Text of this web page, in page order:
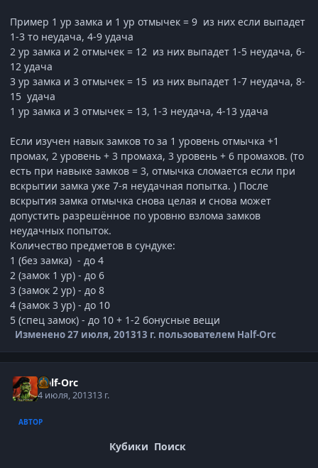
Пример 1 ур замка и 1 ур отмычек = 9 из них если выпадет
1-3 то неудача, 4-9 удача
2 ур замка и 2 отмычек = 12 из них выпадет 1-5 неудача, 6-
12 удача
3 ур замка и 3 отмычек = 15 из них выпадет 1-7 неудача, 8-
15 удача
1 ур замка и 3 отмычек = 13, 1-3 неудача, 4-13 удача
Если изучен навык замков то за 1 уровень отмычка +1
промах, 2 уровень + 3 промаха, 3 уровень + 6 промахов. (то
есть при навыке замков = 3, отмычка сломается если при
вскрытии замка уже 7-я неудачная попытка. ) После
вскрытия замка отмычка снова целая и снова может
допустить разрешённое по уровню взлома замков
неудачных попыток.
Количество предметов в сундуке:
1 (без замка) - до 4
2 (замок 1 ур) - до 6
3 (замок 2 ур) - до 8
4 (замок 3 ур) - до 10
5 (спец замок) - до 10 + 1-2 бонусные вещи
Изменено27 июля, 201313 г. пользователем Half-Orc
Half-Orc
4 июля, 201313 г.
АВТОР
Кубики Поиск